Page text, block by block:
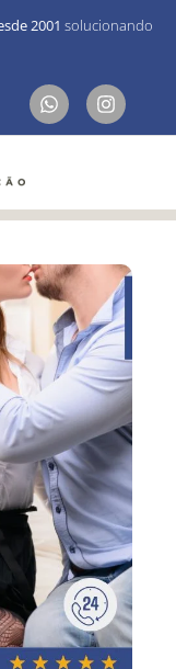
2001 solucionando